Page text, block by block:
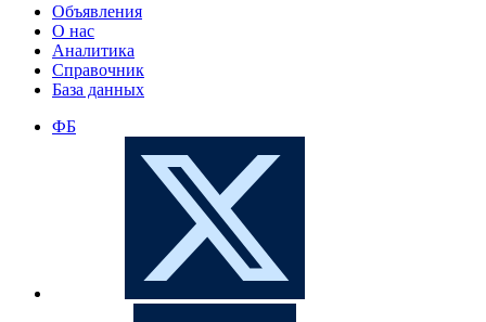
Объявления
О нас
Аналитика
Справочник
База данных
ФБ